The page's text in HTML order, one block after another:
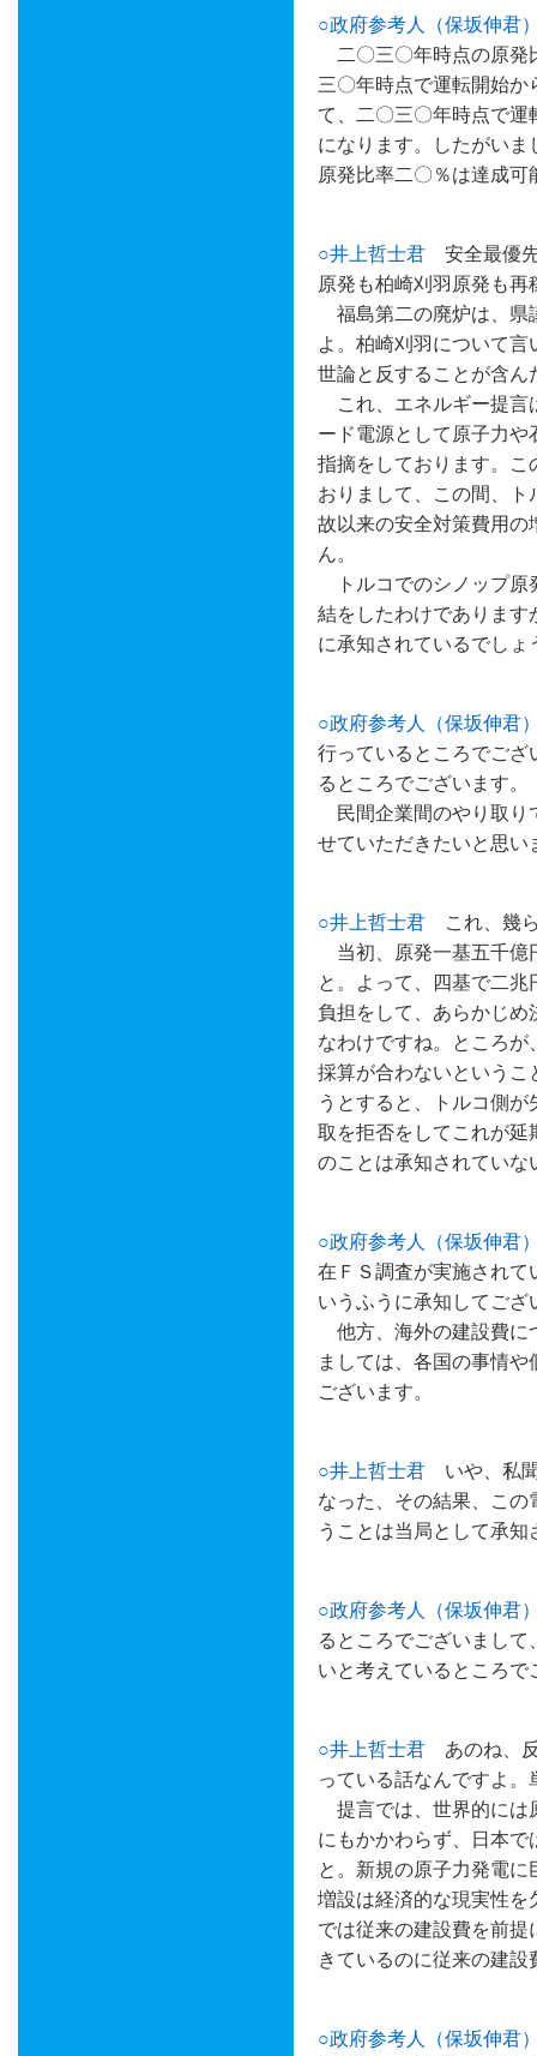
○政府参考人（保坂伸君
二〇三〇年時点の原発
三〇年時点で運転開始
て、二〇三〇年時点で
になります。したがい
原発比率二〇％は達成
○井上哲士君 安全最優
原発も柏崎刈羽原発も
福島第二の廃炉は、県
よ。柏崎刈羽について
世論と反することが含ん
これ、エネルギー提言
ード電源として原子力
指摘をしております。こ
おりまして、この間、
故以来の安全対策費用の
ん。
トルコでのシノップ原
結をしたわけであります
に承知されているでしょ
○政府参考人（保坂伸君
行っているところでござ
るところでございます。
民間企業間のやり取り
せていただきたいと思い
○井上哲士君 これ、幾
当初、原発一基五千億
と。よって、四基で二
負担をして、あらかじ
なわけですね。ところ
採算が合わないというこ
うとすると、トルコ側
取を拒否をしてこれが延
のことは承知されていな
○政府参考人（保坂伸君
在ＦＳ調査が実施されて
いうふうに承知してござ
他方、海外の建設費に
ましては、各国の事情
ございます。
○井上哲士君 いや、私
なった、その結果、こ
うことは当局として承
○政府参考人（保坂伸君
るところでございまし
いと考えているところで
○井上哲士君 あのね、
っている話なんですよ
提言では、世界的には
にもかかわらず、日本
と。新規の原子力発電
増設は経済的な現実性を
では従来の建設費を前
きているのに従来の建
○政府参考人（保坂伸君